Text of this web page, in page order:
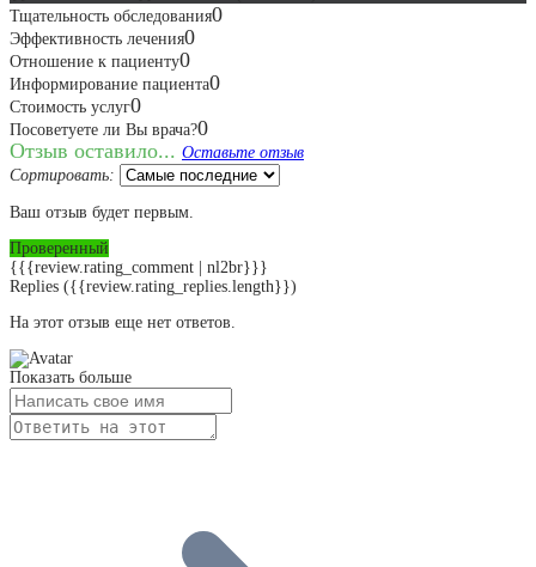
Тщательность обследования0
Эффективность лечения0
Отношение к пациенту0
Информирование пациента0
Стоимость услуг0
Посоветуете ли Вы врача?0
Отзыв оставило... Оставьте отзыв
Сортировать:
Ваш отзыв будет первым.
Проверенный
{{{review.rating_comment | nl2br}}}
Replies ({{review.rating_replies.length}})
На этот отзыв еще нет ответов.
Показать больше